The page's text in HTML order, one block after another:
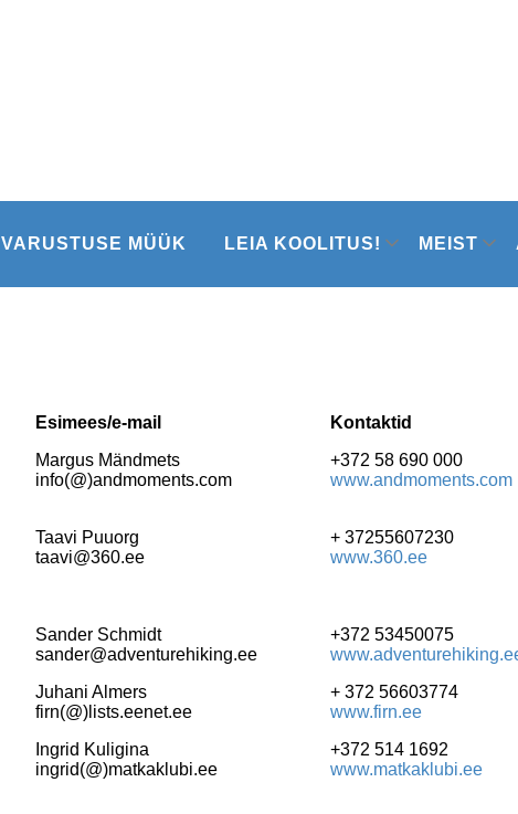
VARUSTUSE MÜÜK LEIA KOOLITUS! MEIST
Esimees/e-mail
Kontaktid
Margus Mändmets
info(@)andmoments.com
+372 58 690 000
www.andmoments.com
Taavi Puuorg
taavi@360.ee
+ 37255607230
www.360.ee
Sander Schmidt
sander@adventurehiking.ee
+372 53450075
Juhani Almers
firn(@)lists.eenet.ee
+ 372 56603774
www.firn.ee
Ingrid Kuligina
ingrid(@)matkaklubi.ee
+372 514 1692
www.matkaklubi.ee